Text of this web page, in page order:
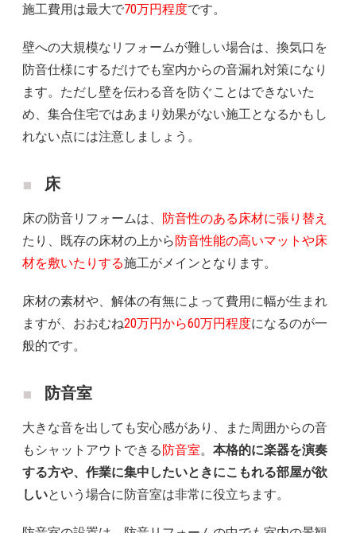
施工費用は最大で70万円程度です。
壁への大規模なリフォームが難しい場合は、換気口を
防音仕様にするだけでも室内からの音漏れ対策になり
ます。ただし壁を伝わる音を防ぐことはできないた
め、集合住宅ではあまり効果がない施工となるかもし
れない点には注意しましょう。
床
床の防音リフォームは、
防音性のある床材に張り替え
たり、既存の床材の上から 防音性能の高いマットや床
材を敷いたりする施工がメインとなります。
床材の素材や、解体の有無によって費用に幅が生まれ
ますが、おおむね20万円から60万円程度になるのが一
般的です。
防音室
大きな音を出しても安心感があり、また周囲からの音
もシャットアウトできる 防音室。 本格的に楽器を演奏
する方や、作業に集中したいときにこもれる部屋が欲
しいという場合に防音室は非常に役立ちます。